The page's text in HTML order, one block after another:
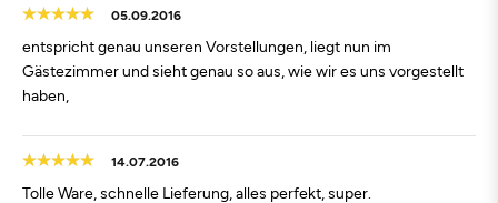
05.09.2016
entspricht genau unseren Vorstellungen, liegt nun im
Gästezimmer und sieht genau so aus, wie wir es uns vorgestellt
haben,
14.07.2016
Tolle Ware, schnelle Lieferung, alles perfekt, super.